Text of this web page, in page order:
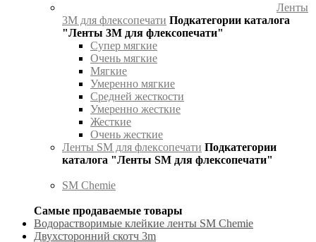
Ленты
3М для флексопечати Подкатегории каталога
"Ленты 3М для флексопечати"
Супер мягкие
Очень мягкие
Мягкие
Умеренно мягкие
Средней жесткости
Умеренно жесткие
Жесткие
Очень жесткие
Ленты SM для флексопечати Подкатегории
каталога "Ленты SM для флексопечати"
SM Chemie
Самые продаваемые товары
Водорастворимые клейкие ленты SM Chemie
Двухсторонний скотч 3m